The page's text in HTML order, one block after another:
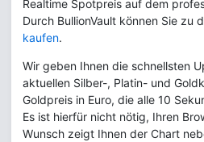
Realtime Spotpreis auf dem
Durch BullionVault können Sie zu
kaufen.
Wir geben Ihnen die schnellsten
aktuellen Silber-, Platin- und
Goldpreis in Euro, die alle 10
Es ist hierfür nicht nötig, Ihren
Wunsch zeigt Ihnen der Chart